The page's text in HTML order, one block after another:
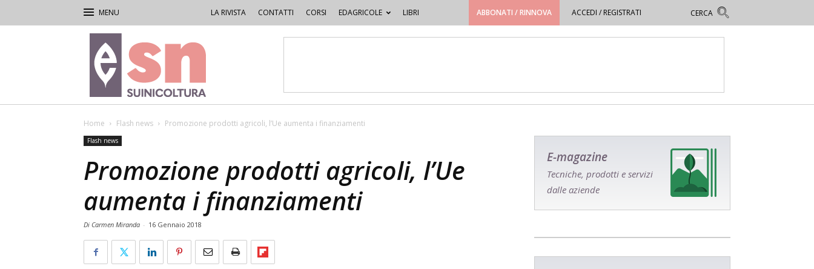
LA RIVISTA CONTATTI CORSI EDAGRICOLE LIBRI ABBONATI / RINNOVA ACCEDI / REGISTRATI
Rivista
di
Suinicoltura
Home Flash news Promozione prodotti agricoli, l’Ue aumenta i finanziamenti
Flash news
Promozione prodotti agricoli, l’Ue
aumenta i finanziamenti
Di Carmen Miranda - 16 Gennaio 2018
E-magazine
Tecniche, prodotti e servizi
dalle aziende